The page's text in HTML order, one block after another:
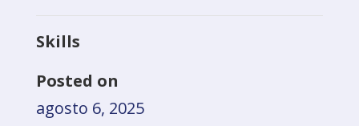
Skills
Posted on
agosto 6, 2025